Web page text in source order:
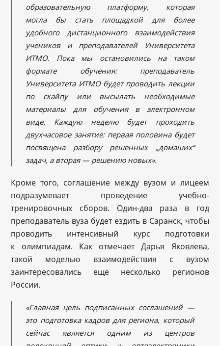
образовательную платформу, которая
могла бы стать площадкой для более
удобного дистанционного взаимодействия
учеников и преподавателей Университета
ИТМО. Пока мы остановились на таком
формате обучения: преподаватель
Университета ИТМО будет проводить лекции
по скайпу или высылать необходимые
материалы для обучения в электронном
виде. Каждую неделю будет проходить
двухчасовое занятие: первая половина будет
посвящена разбору решенных „домаших“
задач, а вторая — решению новых».
Кроме того, соглашение между вузом и лицеем
подразумевает проведение учебно-
тренировочных сборов. Один-два раза в год
преподаватель вуза будет ездить в Саранск, чтобы
проводить интенсивный курс подготовки
к олимпиадам. Как отмечает Дарья Яковлева,
такой моделью взаимодействия с вузом
заинтересовались еще несколько регионов
России.
«Главная цель подписанных соглашений —
это подготовка кадров для региона, который
сейчас является одним из центров